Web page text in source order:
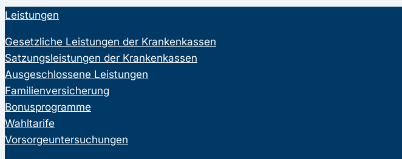
Leistungen
Gesetzliche Leistungen der Krankenkassen
Satzungsleistungen der Krankenkassen
Ausgeschlossene Leistungen
Familienversicherung
Bonusprogramme
Wahltarife
Vorsorgeuntersuchungen